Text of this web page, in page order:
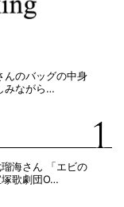
んのバッグの中身
みながら…
海さん 「エビの
歌劇団O…